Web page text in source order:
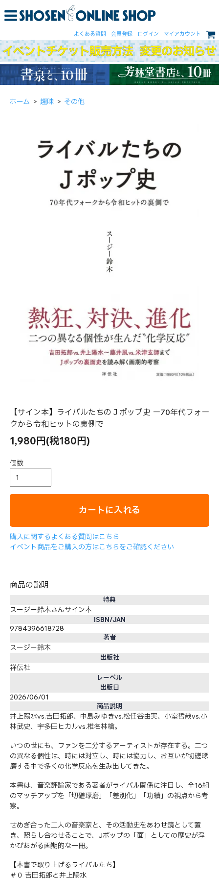
よくある質問 会員登録 ログイン マイアカウント
ホーム > 趣味 > その他
【サイン本】ライバルたちのＪポップ史 ー70年代フォー
クから令和ヒットの裏側で
1,980円(税180円)
個数
カートに入れる
購入に関するよくある質問はこちら
イベント商品をご購入の方はこちらをご確認ください
商品の説明
特典
スージー鈴木さんサイン本
ISBN/JAN
9784396618728
著者
スージー鈴木
出版社
祥伝社
レーベル
出版日
2026/06/01
商品説明
井上陽水vs.吉田拓郎、中島みゆきvs.松任谷由実、小室哲哉vs.小
林武史、宇多田ヒカルvs.椎名林檎。
いつの世にも、ファンを二分するアーティストが存在する。二つ
の異なる個性は、時には対立し、時には協力し、お互いが切磋琢
磨する中で多くの化学反応を生み出してきた。
本書は、音楽評論家である著者がライバル関係に注目し、全16組
のマッチアップを「切磋琢磨」「差別化」「功績」の視点から考
察。
せめぎ合った二人の音楽家と、その活動史をあわせ鏡として置
き、照らし合わせることで、Jポップの「面」としての歴史が浮
かびあがる画期的な一冊。
【本書で取り上げるライバルたち】
＃０ 吉田拓郎と井上陽水